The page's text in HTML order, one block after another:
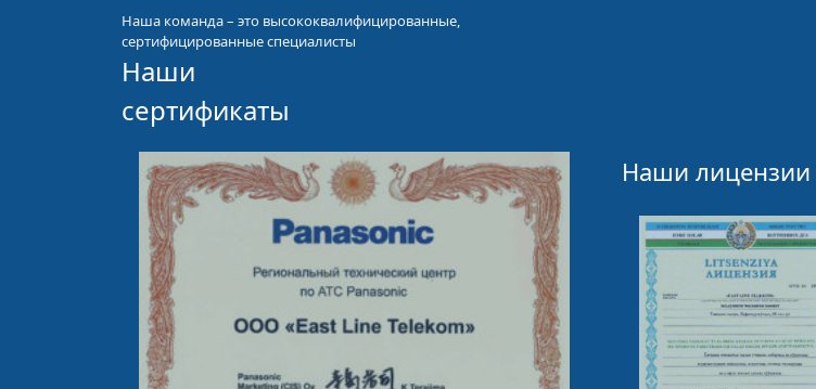
Наша команда – это высококвалифицированные,
сертифицированные специалисты
Наши
сертификаты
Наши лицензии